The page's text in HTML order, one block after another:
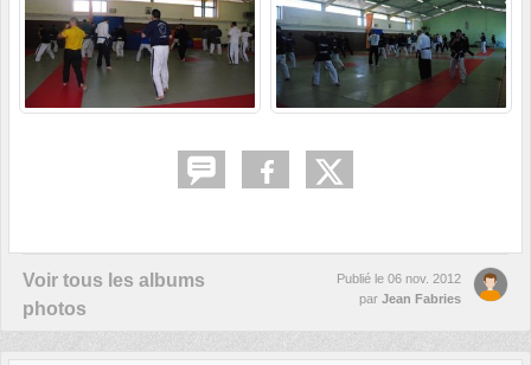
Voir tous les albums
photos
Publié le 06 nov. 2012
par Jean Fabries